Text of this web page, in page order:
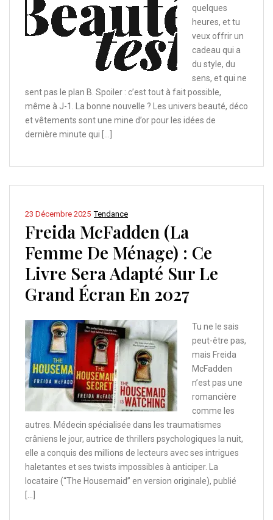
quelques
heures, et tu
veux offrir un
cadeau qui a
du style, du
sens, et qui ne
sent pas le plan B. Spoiler : c’est tout à fait possible,
même à J-1. La bonne nouvelle ? Les univers beauté, déco
et vêtements sont une mine d’or pour les idées de
dernière minute qui […]
Tendance
23 Décembre 2025
Freida McFadden (La
Femme De Ménage) : Ce
Livre Sera Adapté Sur Le
Grand Écran En 2027
Tu ne le sais
peut-être pas,
mais Freida
McFadden
n’est pas une
romancière
comme les
autres. Médecin spécialisée dans les traumatismes
crâniens le jour, autrice de thrillers psychologiques la nuit,
elle a conquis des millions de lecteurs avec ses intrigues
haletantes et ses twists impossibles à anticiper. La
locataire (“The Housemaid” en version originale), publié
[…]